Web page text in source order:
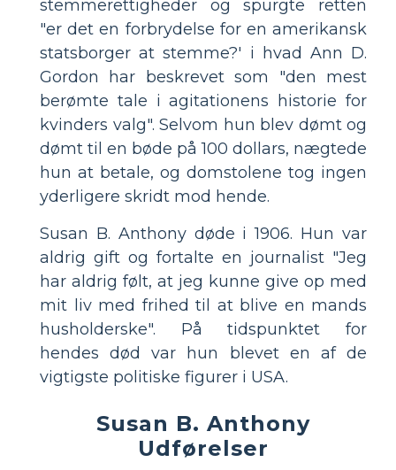
stemmerettigheder og spurgte retten
"er det en forbrydelse for en amerikansk
statsborger at stemme?' i hvad Ann D.
Gordon har beskrevet som "den mest
berømte tale i agitationens historie for
kvinders valg". Selvom hun blev dømt og
dømt til en bøde på 100 dollars, nægtede
hun at betale, og domstolene tog ingen
yderligere skridt mod hende.
Susan B. Anthony døde i 1906. Hun var
aldrig gift og fortalte en journalist "Jeg
har aldrig følt, at jeg kunne give op med
mit liv med frihed til at blive en mands
husholderske". På tidspunktet for
hendes død var hun blevet en af ​​de
vigtigste politiske figurer i USA.
Susan B. Anthony
Udførelser